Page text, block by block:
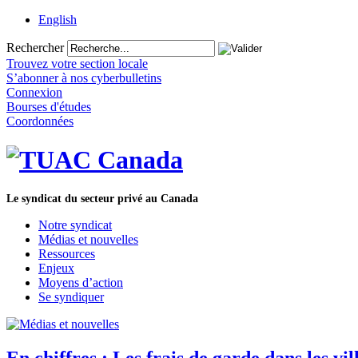
English
Rechercher
Trouvez votre section locale
S’abonner à nos cyberbulletins
Connexion
Bourses d'études
Coordonnées
Le syndicat du secteur privé au Canada
Notre syndicat
Médias et nouvelles
Ressources
Enjeux
Moyens d’action
Se syndiquer